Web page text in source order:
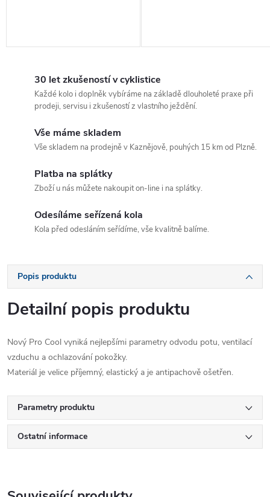
30 let zkušeností v cyklistice
Každé kolo i doplněk vybíráme na základě dlouholeté praxe při
prodeji, servisu i zkušeností z vlastního ježdění.
Vše máme skladem
Vše skladem na prodejně v Kaznějově, pouhých 15 km od Plzně.
Platba na splátky
Zboží u nás můžete nakoupit on-line i na splátky.
Odesíláme seřízená kola
Kola před odesláním seřídíme, vše kvalitně balíme.
Popis produktu
Detailní popis produktu
Nový Pro Cool vyniká nejlepšími parametry odvodu potu, ventilací
vzduchu a ochlazování pokožky.
Materiál je velice příjemný, elastický a je antipachově ošetřen.
Parametry produktu
Ostatní informace